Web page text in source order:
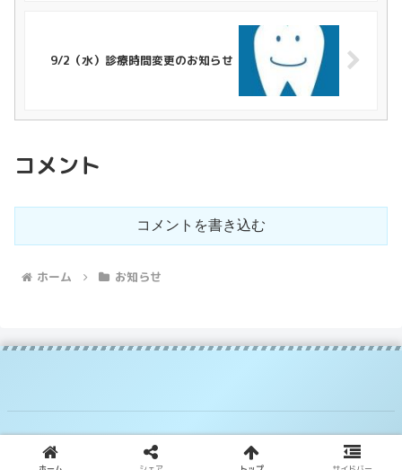
9/2（水）診療時間変更のお知らせ
コメント
コメントを書き込む
ホーム お知らせ
© 2020 野村歯科医院.